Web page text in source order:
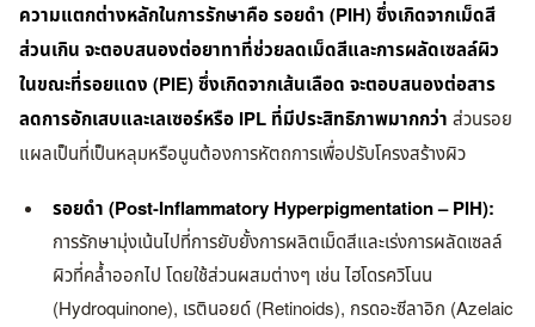
ความแตกต่างหลักในการรักษาคือ รอยดำ (PIH) ซึ่งเกิดจากเม็ดสี
ส่วนเกิน จะตอบสนองต่อยาทาที่ช่วยลดเม็ดสีและการผลัดเซลล์ผิว
ในขณะที่รอยแดง (PIE) ซึ่งเกิดจากเส้นเลือด จะตอบสนองต่อสาร
ลดการอักเสบและเลเซอร์หรือ IPL ที่มีประสิทธิภาพมากกว่า ส่วนรอย
แผลเป็นที่เป็นหลุมหรือนูนต้องการหัตถการเพื่อปรับโครงสร้างผิว
รอยดำ (Post-Inflammatory Hyperpigmentation – PIH):
การรักษามุ่งเน้นไปที่การยับยั้งการผลิตเม็ดสีและเร่งการผลัดเซลล์
ผิวที่คล้ำออกไป โดยใช้ส่วนผสมต่างๆ เช่น ไฮโดรควิโนน
(Hydroquinone), เรตินอยด์ (Retinoids), กรดอะซีลาอิก (Azelaic